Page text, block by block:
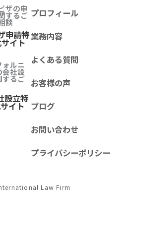
ザの申
するご
談
申請特
イト
ォルニ
会社設
するご
設立特
イト
プロフィール
業務内容
よくある質問
お客様の声
ブログ
お問い合わせ
プライバシーポリシー
Law Firm